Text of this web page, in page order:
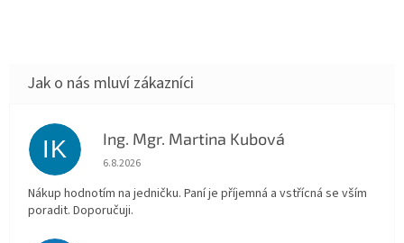
IK Ing. Mgr. Martina Kubová
Hodnocení obchodu je 5 z 5 hvězdiček.
6.8.2026
Nákup hodnotím na jedničku. Paní je příjemná a vstřícná se vším
poradit. Doporučuji.